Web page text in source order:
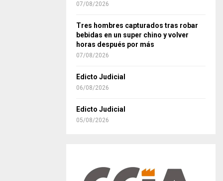
07/08/2026
Tres hombres capturados tras robar
bebidas en un super chino y volver
horas después por más
07/08/2026
Edicto Judicial
06/08/2026
Edicto Judicial
05/08/2026